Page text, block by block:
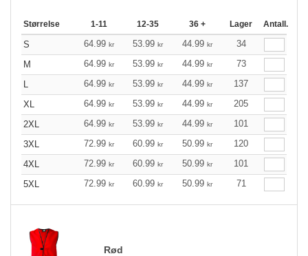
Størrelse 1-11 12-35 36 + Lager Antall.
S 64.99 kr 53.99 kr 44.99 kr
34
M
64.99 kr 53.99 kr 44.99 kr
73
L
64.99 kr 53.99 kr 44.99 kr
137
XL
64.99 kr 53.99 kr 44.99 kr
205
2XL
64.99 kr 53.99 kr 44.99 kr
101
3XL
72.99 kr 60.99 kr 50.99 kr
120
4XL
72.99 kr 60.99 kr 50.99 kr
101
5XL
72.99 kr 60.99 kr 50.99 kr 71
Rød